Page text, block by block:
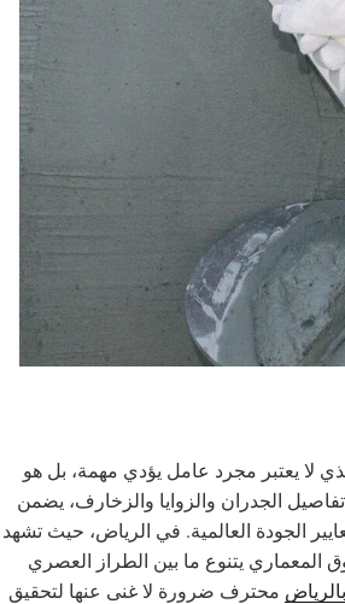
لا يعتبر مجرد عامل يؤدي مهمة، بل هو
الجدران والزوايا والزخارف، يضمن
الجودة العالمية. في الرياض، حيث تشهد
المعماري يتنوع ما بين الطراز العصري
محترف ضرورة لا غنى عنها لتحقيق